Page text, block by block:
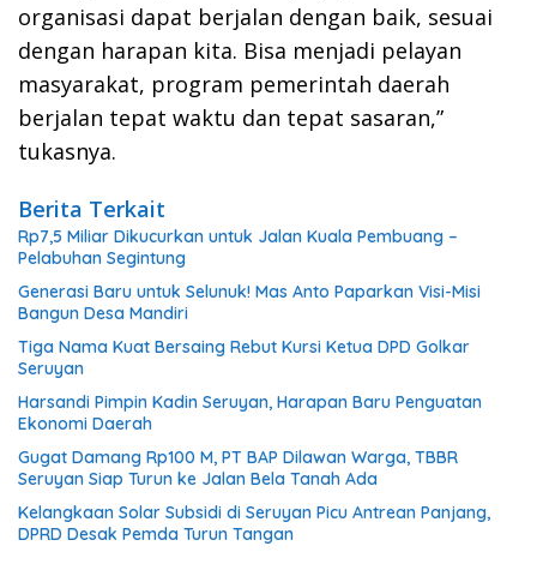
organisasi dapat berjalan dengan baik, sesuai
dengan harapan kita. Bisa menjadi pelayan
masyarakat, program pemerintah daerah
berjalan tepat waktu dan tepat sasaran,”
tukasnya.
Berita Terkait
Rp7,5 Miliar Dikucurkan untuk Jalan Kuala Pembuang –
Pelabuhan Segintung
Generasi Baru untuk Selunuk! Mas Anto Paparkan Visi-Misi
Bangun Desa Mandiri
Tiga Nama Kuat Bersaing Rebut Kursi Ketua DPD Golkar
Seruyan
Harsandi Pimpin Kadin Seruyan, Harapan Baru Penguatan
Ekonomi Daerah
Gugat Damang Rp100 M, PT BAP Dilawan Warga, TBBR
Seruyan Siap Turun ke Jalan Bela Tanah Ada
Kelangkaan Solar Subsidi di Seruyan Picu Antrean Panjang,
DPRD Desak Pemda Turun Tangan